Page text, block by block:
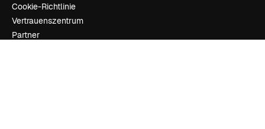
Cookie-Richtlinie
Vertrauenszentrum
Partner